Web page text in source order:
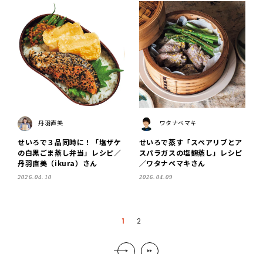
丹羽直美
せいろで３品同時に！「塩ザケ
の白黒ごま蒸し弁当」レシピ／
丹羽直美（ikura）さん
2026.04.10
ワタナベマキ
せいろで蒸す「スペアリブとア
スパラガスの塩麹蒸し」レシピ
／ワタナベマキさん
2026.04.09
1 2